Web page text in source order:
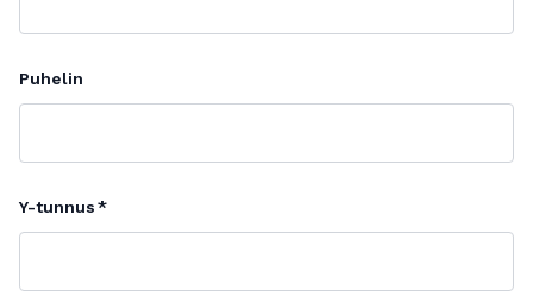
Puhelin
Y-tunnus